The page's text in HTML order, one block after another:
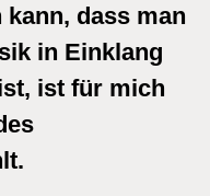
kann, dass man
in Einklang
ist für mich